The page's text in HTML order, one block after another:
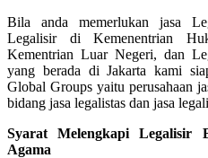
Bila anda memerlukan jasa
Legalisir di Kemenentrian
Kementrian Luar Negeri, dan
yang berada di Jakarta kami
Global Groups yaitu perusahaan
bidang jasa legalistas dan jasa
Syarat Melengkapi Legalisir
Agama